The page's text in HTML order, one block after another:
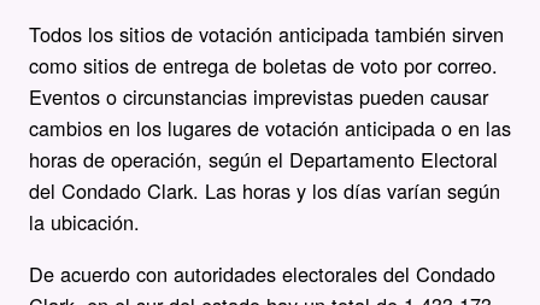
Todos los sitios de votación anticipada también sirven
como sitios de entrega de boletas de voto por correo.
Eventos o circunstancias imprevistas pueden causar
cambios en los lugares de votación anticipada o en las
horas de operación, según el Departamento Electoral
del Condado Clark. Las horas y los días varían según
la ubicación.
De acuerdo con autoridades electorales del Condado